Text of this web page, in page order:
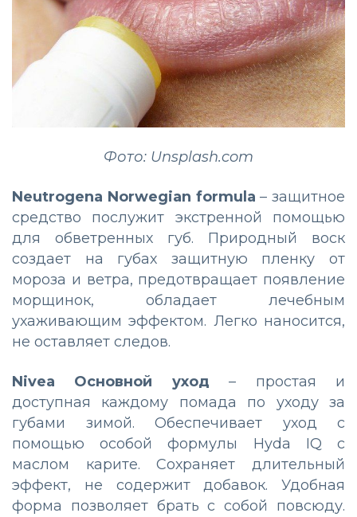
Фото: Unsplash.com
Neutrogena Norwegian formula– защитное
средство послужит экстренной помощью
для обветренных губ. Природный воск
создает на губах защитную пленку от
мороза и ветра, предотвращает появление
морщинок, обладает лечебным
ухаживающим эффектом. Легко наносится,
не оставляет следов.
Nivea Основной уход– простая и
доступная каждому помада по уходу за
губами зимой. Обеспечивает уход с
помощью особой формулы Hyda IQ с
маслом карите. Сохраняет длительный
эффект, не содержит добавок. Удобная
форма позволяет брать с собой повсюду.